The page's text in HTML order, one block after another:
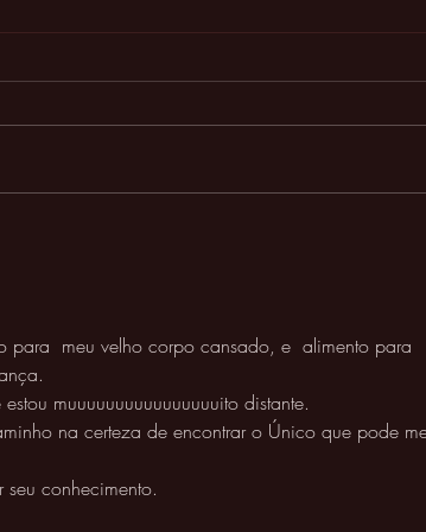
para  meu velho corpo cansado, e  alimento para
muuuuuuuuuuuuuuuuito distante.
na certeza de encontrar o Único que pode
conhecimento.